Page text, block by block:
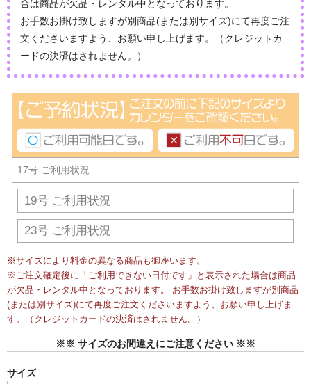
合は商品が欠品・レンタル中となっております。
お手数お掛け致しますが別商品(または別サイズ)にて再度ご注
文くださいますよう、お願い申し上げます。（クレジットカ
ードの決済はされません。）
17号 ご利用状況
19号 ご利用状況
23号 ご利用状況
※サイズにより料金の異なる商品も御座います。
※ご注文確定後に「ご利用できない日付です」と表示された場合は商品
が欠品・レンタル中となっております。 お手数お掛け致しますが別商品
(または別サイズ)にて再度ご注文くださいますよう、お願い申し上げま
す。（クレジットカードの決済はされません。）
※※ サイズのお間違えにご注意ください ※※
サイズ